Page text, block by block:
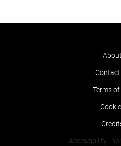
About
Contact
Terms of
Accessibility :